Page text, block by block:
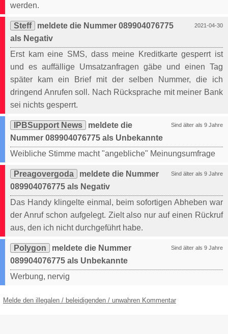
werden.
2021-04-30
Steff
meldete die Nummer 089904076775
als Negativ
Erst kam eine SMS, dass meine Kreditkarte gesperrt ist
und es auffällige Umsatzanfragen gäbe und einen Tag
später kam ein Brief mit der selben Nummer, die ich
dringend Anrufen soll. Nach Rücksprache mit meiner Bank
sei nichts gesperrt.
Sind älter als 9 Jahre
IPBSupport News
meldete die
Nummer 089904076775 als Unbekannte
Weibliche Stimme macht "angebliche" Meinungsumfrage
Sind älter als 9 Jahre
Preagovergoda
meldete die Nummer
089904076775 als Negativ
Das Handy klingelte einmal, beim sofortigen Abheben war
der Anruf schon aufgelegt. Zielt also nur auf einen Rückruf
aus, den ich nicht durchgeführt habe.
Sind älter als 9 Jahre
Polygon
meldete die Nummer
089904076775 als Unbekannte
Werbung, nervig
Melde den illegalen / beleidigenden / unwahren Kommentar